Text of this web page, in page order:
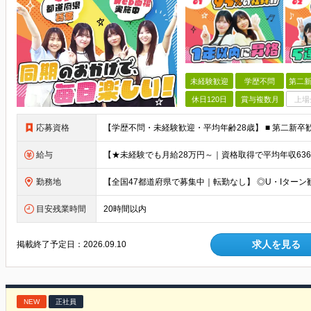
未経験歓迎 学歴不問 第二
休日120日 賞与複数月 上
応募資格
給与
勤務地
目安残業時間 20時間以内
掲載終了予定日：2026.09.10 求人を見る
NEW 正社員